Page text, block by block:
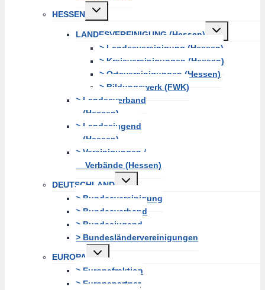
HESSEN
Untermenü
erweitern
LANDESVEREINIGUNG (Hessen)
Untermenü
erweitern
> Landesvereinigung (Hessen)
> Kreisvereinigungen (Hessen)
> Ortsvereinigungen (Hessen)
> Bildungswerk (FWK)
> Landesverband
(Hessen)
> Landesjugend
(Hessen)
> Vereinigungen /
Verbände (Hessen)
DEUTSCHLAND
Untermenü
erweitern
> Bundesvereinigung
> Bundesverband
> Bundesjugend
> Bundesländervereinigungen
EUROPA
Untermenü
erweitern
> Europafraktion
> Europapartner